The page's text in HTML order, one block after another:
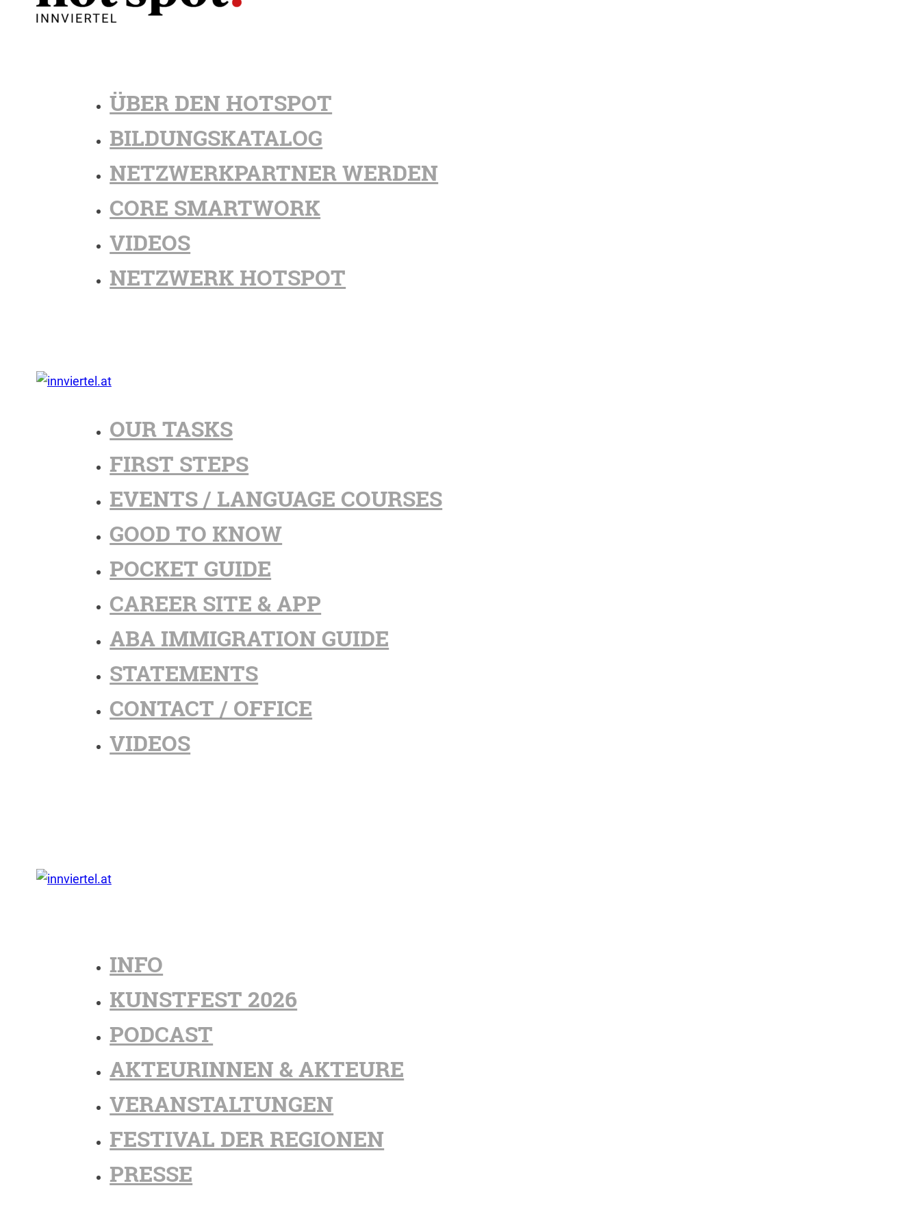
ÜBER DEN HOTSPOT
BILDUNGSKATALOG
NETZWERKPARTNER WERDEN
CORE SMARTWORK
VIDEOS
NETZWERK HOTSPOT
OUR TASKS
FIRST STEPS
EVENTS / LANGUAGE COURSES
GOOD TO KNOW
POCKET GUIDE
CAREER SITE & APP
ABA IMMIGRATION GUIDE
STATEMENTS
CONTACT / OFFICE
VIDEOS
INFO
KUNSTFEST 2026
PODCAST
AKTEURINNEN & AKTEURE
VERANSTALTUNGEN
FESTIVAL DER REGIONEN
PRESSE